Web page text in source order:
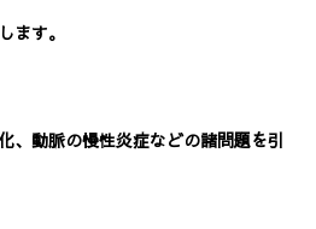
ます。
、動脈の慢性炎症などの諸問題を引